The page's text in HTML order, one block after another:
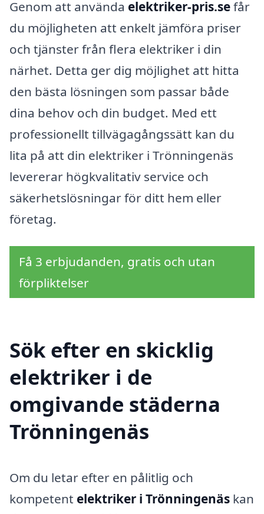
Genom att använda elektriker-pris.sefår
du möjligheten att enkelt jämföra priser
och tjänster från flera elektriker i din
närhet. Detta ger dig möjlighet att hitta
den bästa lösningen som passar både
dina behov och din budget. Med ett
professionellt tillvägagångssätt kan du
lita på att din elektriker i Trönningenäs
levererar högkvalitativ service och
säkerhetslösningar för ditt hem eller
företag.
Få 3 erbjudanden, gratis och utan
förpliktelser
Sök efter en skicklig
elektriker i de
omgivande städerna
Trönningenäs
Om du letar efter en pålitlig och
kompetent elektriker i Trönningenäs kan